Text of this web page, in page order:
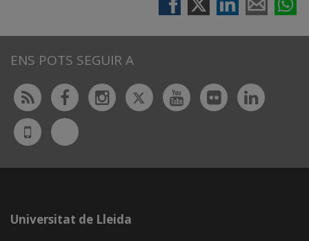
ENS POTS SEGUIR A
Rss FacebookInstagram
TwitterYoutubeFlickr
UdL
App
Bluesky
Universitat de Lleida